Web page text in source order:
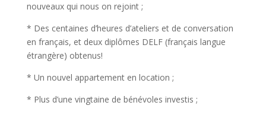
nouveaux qui nous on rejoint ;
* Des centaines d’heures d’ateliers et de conversation
en français, et deux diplômes DELF (français langue
étrangère) obtenus!
* Un nouvel appartement en location ;
* Plus d’une vingtaine de bénévoles investis ;